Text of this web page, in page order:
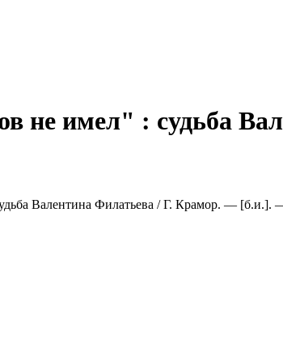
не имел" : судьба
Валентина Филатьева / Г. Крамор. —